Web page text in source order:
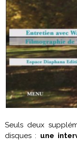
Seuls deux
disques : une